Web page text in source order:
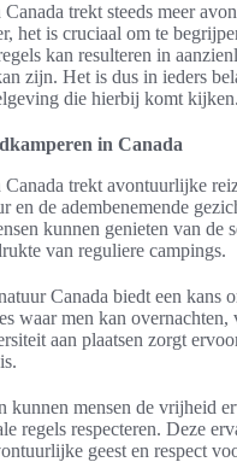
trekt steeds meer
het is cruciaal om te
kan resulteren in
zijn. Het is dus in ieders
die hierbij komt kijken.
in Canada
trekt avontuurlijke
en de adembenemende
kunnen genieten van de
van reguliere campings.
Canada biedt een kans
waar men kan overnachten,
aan plaatsen zorgt
mensen de vrijheid
regels respecteren. Deze
geest en respect